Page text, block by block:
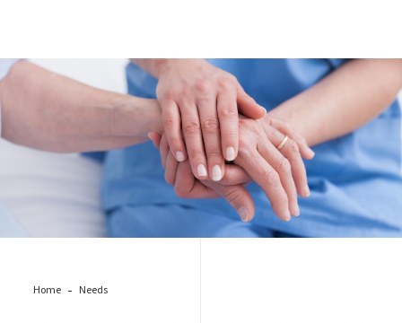
care-social-service
Home Needs